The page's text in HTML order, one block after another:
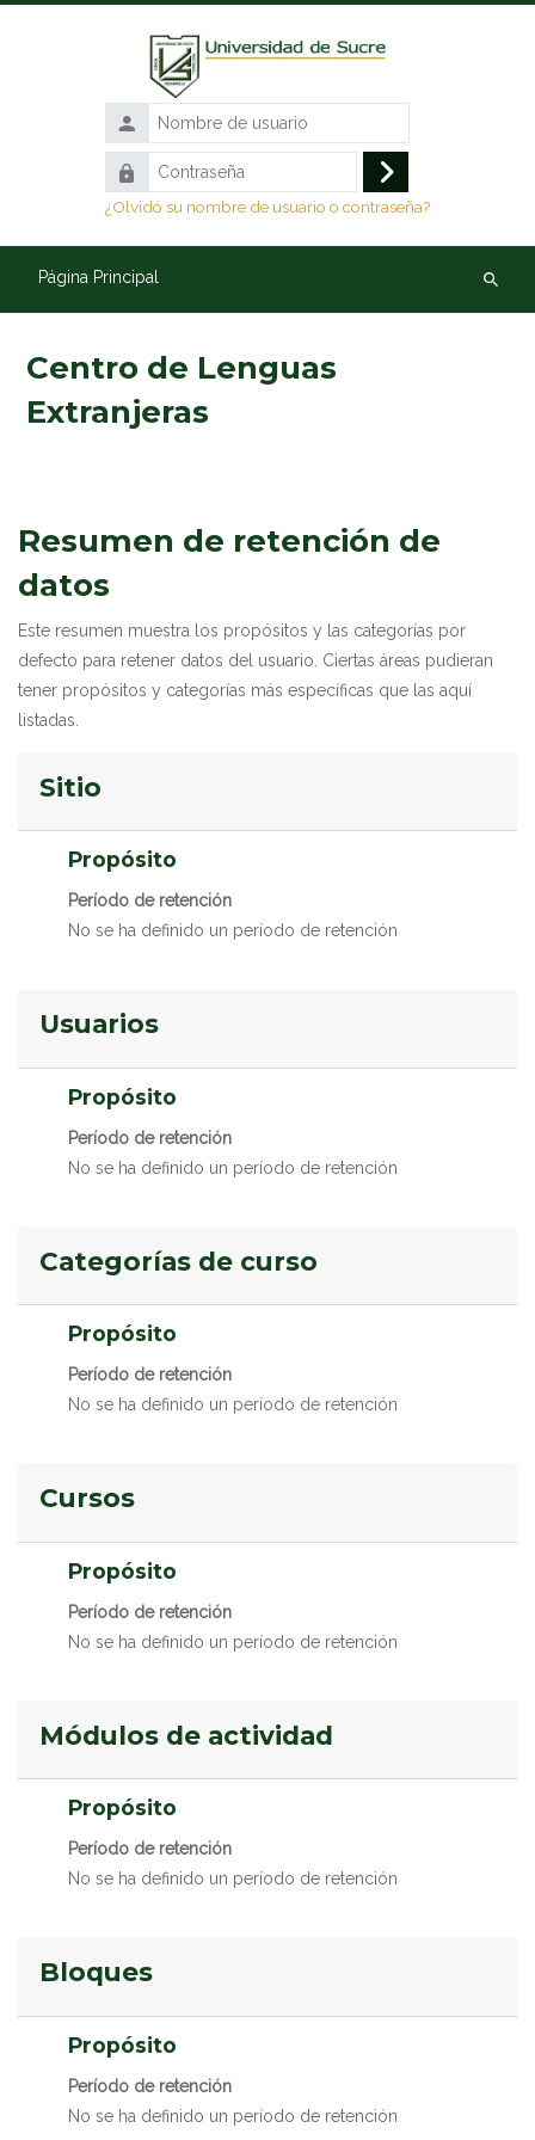
Nombre
de
usuario
Contraseña
Acceder
¿Olvidó su nombre de usuario o contraseña?
Página Principal
Buscar
Centro de Lenguas
Extranjeras
Resumen de retención de
datos
Este resumen muestra los propósitos y las categorías por
defecto para retener datos del usuario. Ciertas áreas pudieran
tener propósitos y categorías más específicas que las aquí
listadas.
Sitio
Propósito
Período de retención
No se ha definido un período de retención
Usuarios
Propósito
Período de retención
No se ha definido un período de retención
Categorías de curso
Propósito
Período de retención
No se ha definido un período de retención
Cursos
Propósito
Período de retención
No se ha definido un período de retención
Módulos de actividad
Propósito
Período de retención
No se ha definido un período de retención
Bloques
Propósito
Período de retención
No se ha definido un período de retención